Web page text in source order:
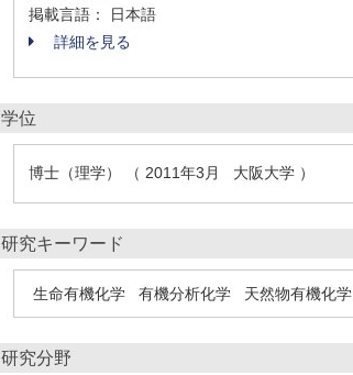
掲載言語： 日本語
詳細を見る
学位
博士（理学） （ 2011年3月 大阪大学 ）
研究キーワード
生命有機化学 有機分析化学 天然物有機化学
研究分野